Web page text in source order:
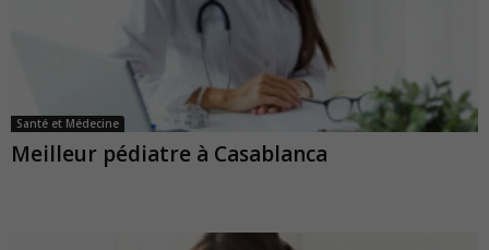
Santé et Médecine
Meilleur pédiatre à Casablanca